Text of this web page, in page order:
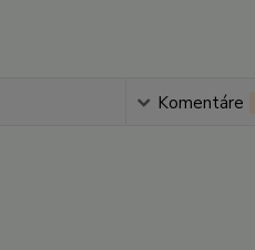
Komentáre